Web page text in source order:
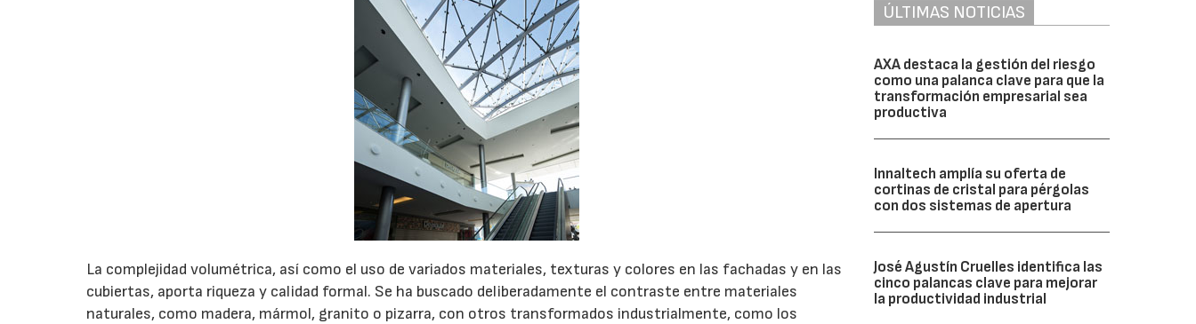
La complejidad volumétrica, así como el uso de variados materiales, texturas y colores en las fachadas y en las
cubiertas, aporta riqueza y calidad formal. Se ha buscado deliberadamente el contraste entre materiales
naturales, como madera, mármol, granito o pizarra, con otros transformados industrialmente, como los
ÚLTIMAS NOTICIAS
AXA destaca la gestión del riesgo
como una palanca clave para que la
transformación empresarial sea
productiva
Innaltech amplía su oferta de
cortinas de cristal para pérgolas
con dos sistemas de apertura
José Agustín Cruelles identifica las
cinco palancas clave para mejorar
la productividad industrial